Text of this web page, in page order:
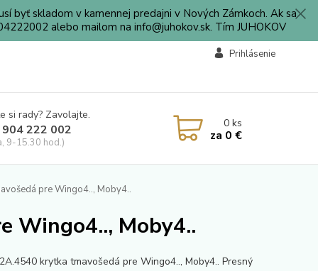
skladom v kamennej predajni v Nových Zámkoch. Ak sa
alebo mailom na info@juhokov.sk. Tím JUHOKOV
Prihlásenie
si rady? Zavolajte.
222 002
9-15.30 hod.)
0ks
za 0 €
pre Wingo4.., Moby4..
Wingo4.., Moby4..
krytka tmavošedá pre Wingo4.., Moby4.. Presný